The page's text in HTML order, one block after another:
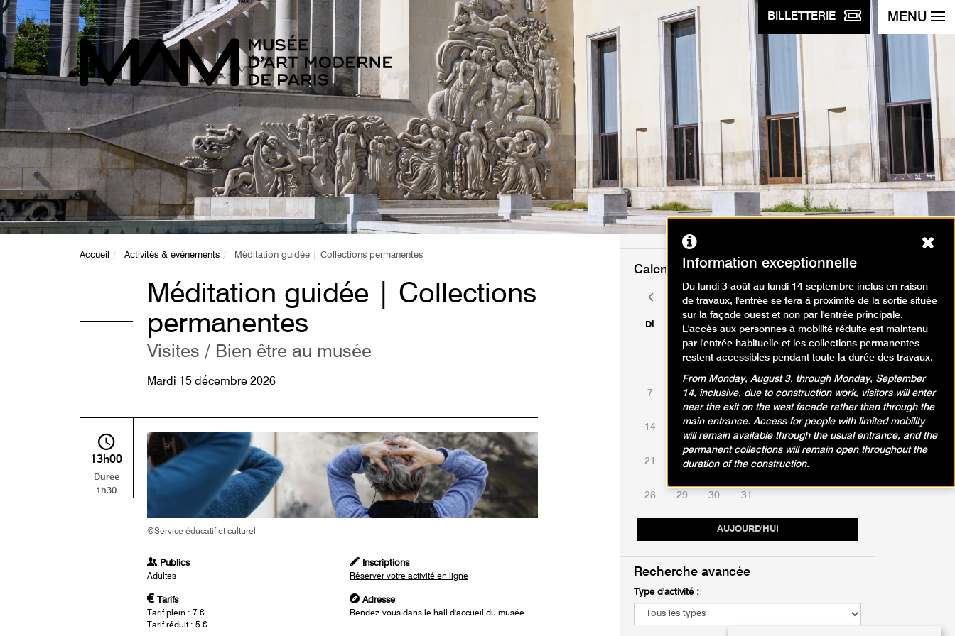
BILLETTERIE MENU
Accueil Activités & événements Méditation guidée | Collections permanentes
Méditation guidée | Collections
permanentes
Visites / Bien être au musée
Mardi 15 décembre 2026
©Service éducatif et culturel
13h00
Durée
1h30
Publics
Adultes
Tarifs
Tarif plein : 7 €
Tarif réduit : 5 €
Inscriptions
Réserver votre activité en ligne
Adresse
Rendez-vous dans le hall d'accueil du musée
Calendrier des événements
décembre 2025
Di Lu Ma Ve Sa
AUJOURD'HUI
1 2 3 4 5 6
7 8 9 10 11 12 13
14 15 16 17 18 19 20
21 22 23 24 25 26
28 29 30 31
Mois
précédent
Mois
suivant
Recherche avancée
Type d'activité :
Information exceptionnelle
Du lundi 3 août au lundi 14 septembre inclus en raison
de travaux, l'entrée se fera à proximité de la sortie située
sur la façade ouest et non par l'entrée principale.
L'accès aux personnes à mobilité réduite est maintenu
par l'entrée habituelle et les collections permanentes
restent accessibles pendant toute la durée des travaux.
From Monday, August 3, through Monday, September
14, inclusive, due to construction work, visitors will enter
near the exit on the west facade rather than through the
main entrance. Access for people with limited mobility
will remain available through the usual entrance, and the
permanent collections will remain open throughout the
duration of the construction.